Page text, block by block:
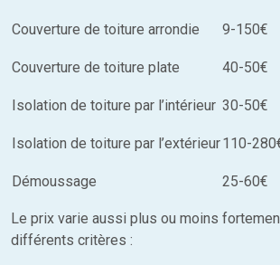
Couverture de toiture arrondie 9-150€
Couverture de toiture plate 40-50€
Isolation de toiture par l’intérieur 30-50€
Isolation de toiture par l’extérieur110-
Démoussage 25-60€
Le prix varie aussi plus ou moins
différents critères :